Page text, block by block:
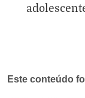
Este conteúdo